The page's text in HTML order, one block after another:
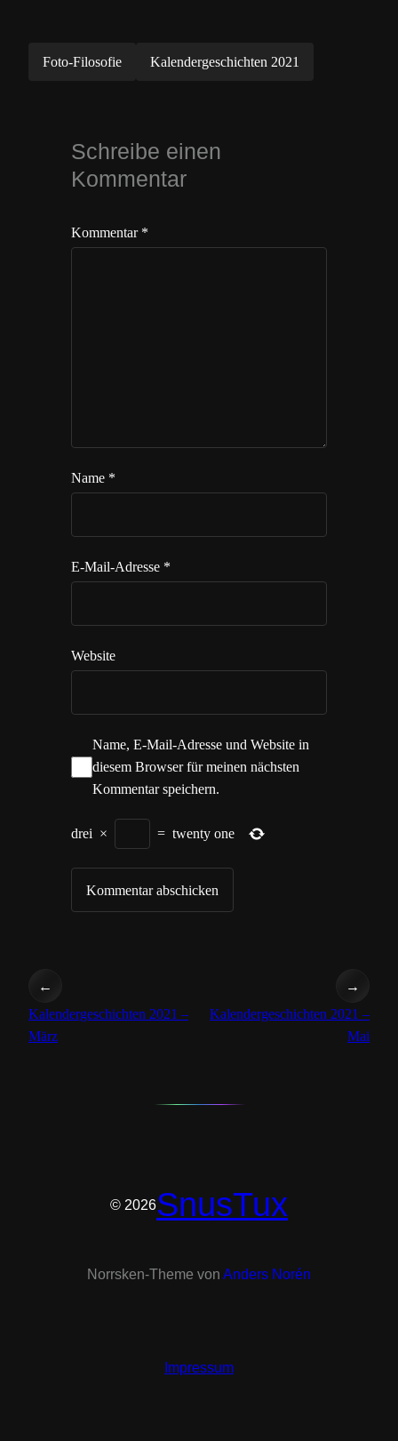
Foto-Filosofie Kalendergeschichten 2021
Schreibe einen
Kommentar
Kommentar *
Name *
E-Mail-Adresse *
Website
Name, E-Mail-Adresse und Website in
diesem Browser für meinen nächsten
Kommentar speichern.
drei × = twenty one
←
Kalendergeschichten 2021 –
März
Kalendergeschichten 2021 –
Mai
→
© 2026SnusTux
Norrsken-Theme von Anders Norén
Impressum